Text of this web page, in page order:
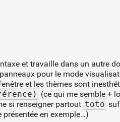
et travaille dans un autre
pour le mode
et les thèmes sont
(ce qui me semble +
si renseigner partout toto
en exemple…)